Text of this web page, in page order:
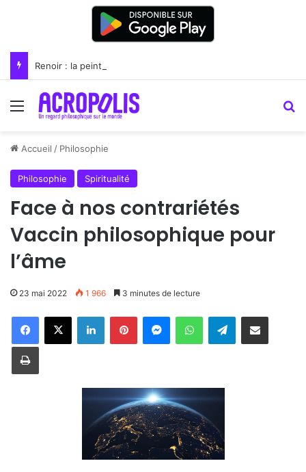
Renoir : la peinture comme un art du lien
Menu
Accueil / Philosophie
Philosophie Spiritualité
Face à nos contrariétés
Vaccin philosophique pour
l’âme
23 mai 2022 1 966 3 minutes de lecture
LinkedinPinterestMessengerWhatsAppTelegramPartager par email
Imprimer